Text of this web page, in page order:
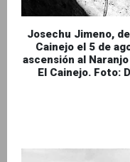
Josechu Jimeno,
Cainejo el 5 de
ascensión al
El Cainejo. Foto: